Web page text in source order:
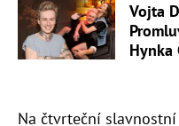
Vojta
Hynka
Na čtvrteční